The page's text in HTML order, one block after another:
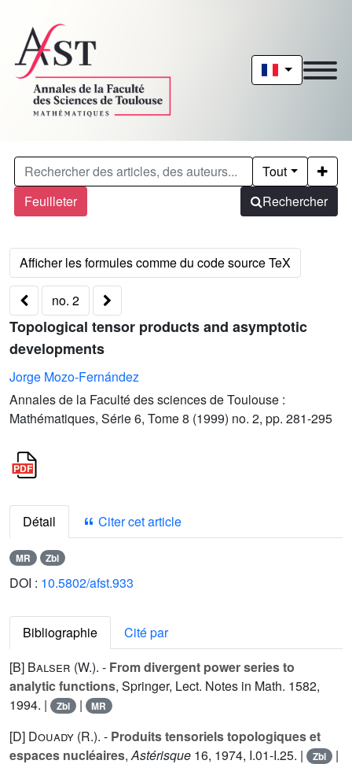
Feuilleter
Tout
Rechercher
no. 2
Topological tensor products and asymptotic
developments
Jorge Mozo-Fernández
Annales de la Faculté des sciences de Toulouse :
Mathématiques, Série 6, Tome 8 (1999) no. 2, pp. 281-295
Détail Citer cet article
MR Zbl
DOI : 10.5802/afst.933
Bibliographie
Cité par
[B] Balser (W.). - From divergent power series to
analytic functions, Springer, Lect. Notes in Math. 1582,
1994. |
Zbl | MR
[D] Douady (R.). - Produits tensoriels topologiques et
espaces nucléaires,Astérisque 16, 1974, I.01-I.25. | Zbl |